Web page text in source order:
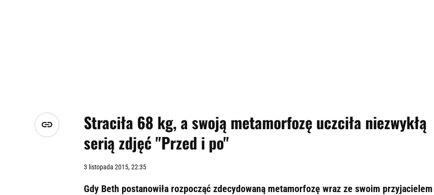
Straciła 68 kg, a swoją metamorfozę uczciła niezwykłą
serią zdjęć "Przed i po"
3 listopada 2015, 22:35
Gdy Beth postanowiła rozpocząć zdecydowaną metamorfozę wraz ze swoim przyjacielem